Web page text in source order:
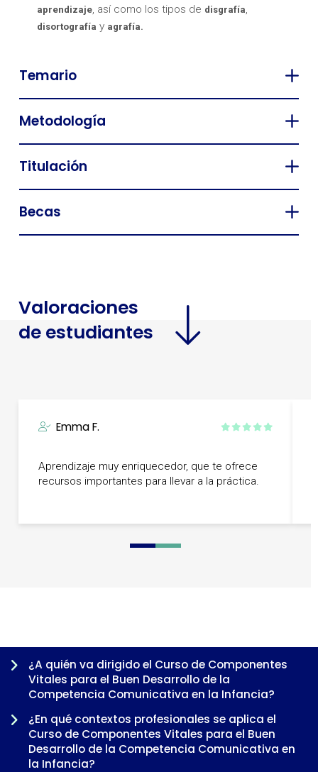
aprendizaje , así como los tipos de disgrafía
disortografía y agrafía.
Temario
Metodología
Titulación
Becas
Valoraciones
de estudiantes
Emma F.
Aprendizaje muy enriquecedor, que te ofrece
recursos importantes para llevar a la práctica.
0 1 2 3
¿A quién va dirigido el Curso de Componentes
Vitales para el Buen Desarrollo de la
Competencia Comunicativa en la Infancia?
¿En qué contextos profesionales se aplica el
Curso de Componentes Vitales para el Buen
Desarrollo de la Competencia Comunicativa en
la Infancia?